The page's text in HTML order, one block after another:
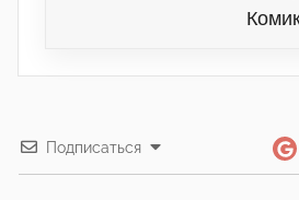
Подписаться